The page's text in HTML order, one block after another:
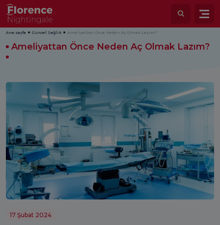
Ana sayfa Güncel Sağlık Ameliyattan Önce Neden Aç Olmak Lazım?
Ameliyattan Önce Neden Aç Olmak Lazım?
17 Şubat 2024